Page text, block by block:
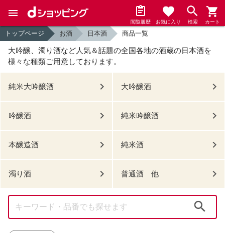
閲覧履歴 お気に入り 検索 カート
トップページ お酒 日本酒 商品一覧
大吟醸、濁り酒など人気＆話題の全国各地の酒蔵の日本酒を
様々な種類ご用意しております。
純米大吟醸酒 大吟醸酒
吟醸酒 純米吟醸酒
本醸造酒 純米酒
濁り酒 普通酒 他